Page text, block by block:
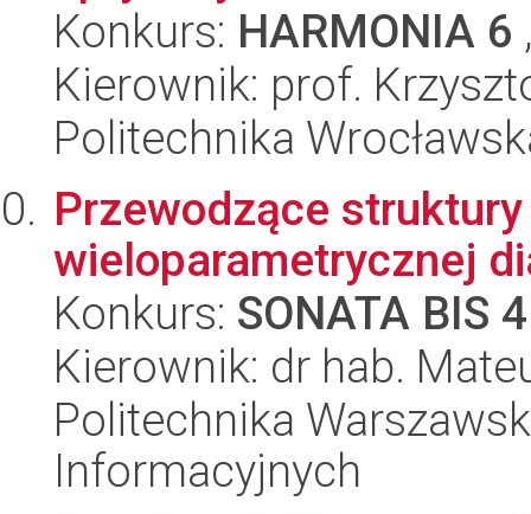
Konkurs: HARMONIA 6
Kierownik: prof.
Politechnika
Przewodzące
wieloparametrycznej
Konkurs: SONATA BIS 4
Kierownik: dr hab.
Politechnika
Informacyjnych